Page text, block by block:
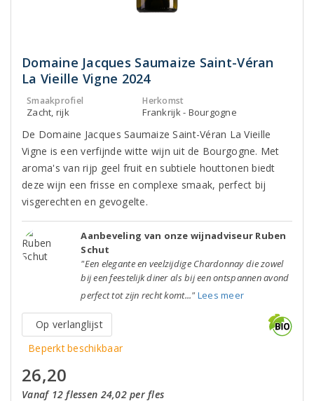
Domaine Jacques Saumaize Saint-Véran
La Vieille Vigne 2024
Smaakprofiel
Zacht, rijk
Herkomst
Frankrijk - Bourgogne
De Domaine Jacques Saumaize Saint-Véran La Vieille
Vigne is een verfijnde witte wijn uit de Bourgogne. Met
aroma's van rijp geel fruit en subtiele houttonen biedt
deze wijn een frisse en complexe smaak, perfect bij
visgerechten en gevogelte.
Aanbeveling van onze wijnadviseur Ruben
Schut
"Een elegante en veelzijdige Chardonnay die zowel
bij een feestelijk diner als bij een ontspannen avond
perfect tot zijn recht komt..." Lees meer
Op verlanglijst
Beperkt beschikbaar
26,20
Vanaf 12 flessen 24,02 per fles